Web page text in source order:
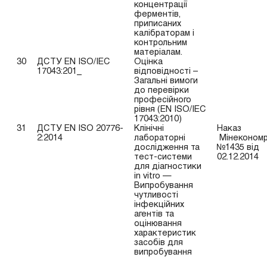
концентрації
ферментів,
приписаних
калібраторам і
контрольним
матеріалам.
30
ДСТУ EN ISO/IEC
17043:201_
Оцінка
відповідності –
Загальні вимоги
до перевірки
професійного
рівня (EN ISO/IEC
17043:2010)
31
ДСТУ EN ISO 20776-
2:2014
Клінічні
лабораторні
дослідження та
тест-системи
для діагностики
in vitro —
Випробування
чутливості
інфекційних
агентів та
оцінювання
характеристик
засобів для
випробування
Наказ
№1435 від
02.12.2014